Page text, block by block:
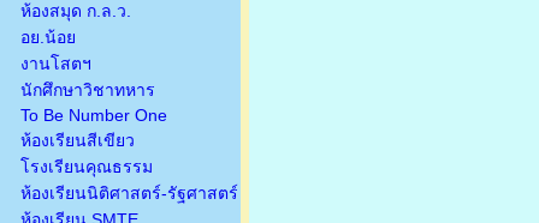
ห้องสมุด ก.ล.ว.
อย.น้อย
งานโสตฯ
นักศึกษาวิชาทหาร
To Be Number One
ห้องเรียนสีเขียว
โรงเรียนคุณธรรม
ห้องเรียนนิติศาสตร์-รัฐศาสตร์